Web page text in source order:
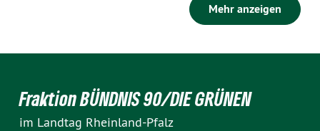
Mehr anzeigen
Fraktion BÜNDNIS 90/DIE GRÜNEN
im Landtag Rheinland-Pfalz